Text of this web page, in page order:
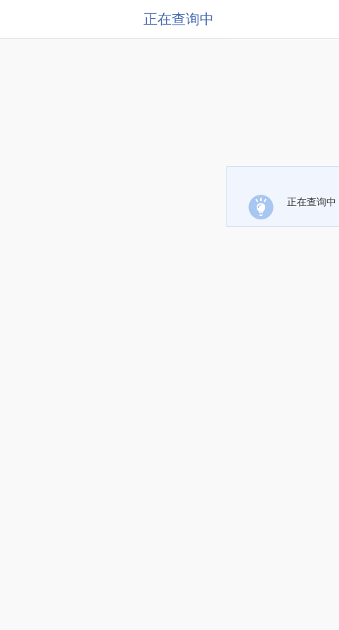
正在查询中
正在查询中